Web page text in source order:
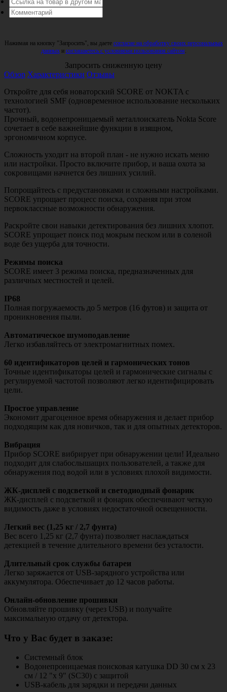
Нажимая на кнопку "Запросить", вы даете согласие на обработку своих персональных
данныхи соглашаетесь с условиями пользования сайтом.
Запросить сниженную цену
Обзор Характеристики Отзывы
Откройте для себя новаторский SCORE от NOKTA с
технологией SMF (одновременное использование нескольких
частот).
Прочный, водонепроницаемый металлоискатель Nokta Score
сочетает в себе важнейшие функции в изящном,
эргономичном корпусе.
Сложность уходит на второй план - не нужно искать меню
или настройки. Просто включите прибор, и ваша охота за
сокровищами начнется без лишних усилий.
Попрощайтесь с предустановками и сложными настройками.
SCORE упрощает процесс поиска, сохраняя при этом
первоклассные возможности обнаружения.
Раскройте свои навыки детектирования без лишних хлопот.
SCORE упрощает поиск под мокрым песком или в соленой
воде без ущерба для точности.
Режимы поиска
SCORE имеет 3 режима поиска, предназначенных для
различных местностей и целей.
IP68
Полная погружаемость до 5 метров (16 футов) и защита от
проникновения пыли.
Автоматическое шумоподавление
Легко избавляйтесь от электромагнитных помех.
60 идентификаторов целей и гармонических тонов
Точные идентификаторы целей и гармонические сигналы с
регулируемой частотой позволяют легко идентифицировать
цели.
Простое управление
Экономит драгоценное время обнаружения и делает прибор
подходящим как для новичков, так и для опытных детекторов.
Вибрация
Прибор SCORE вибрирует при обнаружении цели! Идеально
подходит для слабослышащих пользователей, а также для
обнаружения под водой или в условиях плохой видимости.
ЖК-дисплей с подсветкой и светодиодный фонарик
ЖК-дисплей с подсветкой и фонарик обеспечивают четкую
видимость даже в условиях недостаточной освещенности.
Легкий вес (1,25 кг / 2,7 фунта)
Вес всего 1,25 кг (2,7 фунта) позволяет наслаждаться
детекцией в течение длительного времени без усталости.
Длительный срок службы батареи
Легко заряжается от USB-зарядного устройства или
аккумулятора. Обеспечивает до 12 часов работы.
Онлайн-обновление прошивки
Обновляйте прошивку (через USB) и получайте
максимальную отдачу от детектора.
Что у Вас будет в заказе:
Системный блок
Водонепроницаемая поисковая катушка DD 30 см x 23
см / 12 "x 9" (SC30) с защитой
USB-кабель для зарядки и передачи данных